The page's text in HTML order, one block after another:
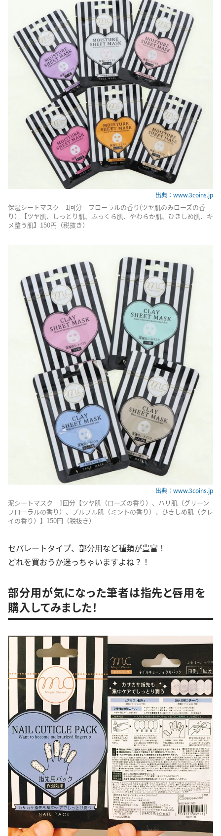
出典：www.3coins.jp
保湿シートマスク 1回分 フローラルの香り(ツヤ肌のみローズの香
り）【ツヤ肌、しっとり肌、ふっくら肌、やわらか肌、ひきしめ肌、キ
メ整う肌】150円（税抜き）
出典：www.3coins.jp
泥シートマスク 1回分【ツヤ肌（ローズの香り）、ハリ肌（グリーン
フローラルの香り）、プルプル肌（ミントの香り）、ひきしめ肌（クレ
イの香り）】150円（税抜き）
セパレートタイプ、部分用など種類が豊富！
どれを買おうか迷っちゃいますよね？！
部分用が気になった筆者は指先と唇用を
購入してみました！